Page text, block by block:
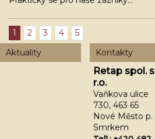
1 2 3 4
5
Aktuality
Kontakty
Retap spol. s
r.o.
Vaňkova ulice
730, 463 65
Nové Město p.
Smrkem